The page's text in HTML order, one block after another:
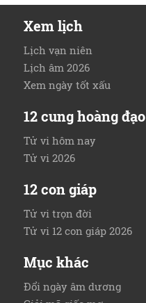
Xem lịch
Lịch vạn niên
Lịch âm 2026
Xem ngày tốt xấu
12 cung hoàng đạo
Tử vi hôm nay
Tử vi 2026
12 con giáp
Tử vi trọn đời
Tử vi 12 con giáp 2026
Mục khác
Đổi ngày âm dương